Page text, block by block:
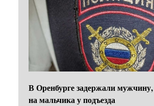
В Оренбурге задержали
на мальчика у подъезда